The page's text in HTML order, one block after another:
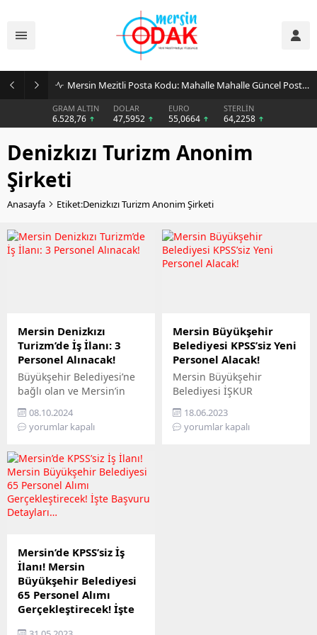
Mersin Mezitli Posta Kodu: Mahalle Mahalle Güncel Posta Kodu Rehberi
GRAM ALTIN
6.528,76
DOLAR
47,5952
EURO
55,0664
STERLİN
64,2258
Denizkızı Turizm Anonim
Şirketi
Anasayfa Etiket:Denizkızı Turizm Anonim Şirketi
Mersin Denizkızı
Turizm’de İş İlanı: 3
Personel Alınacak!
Büyükşehir Belediyesi’ne
bağlı olan ve Mersin’in
Denizkızı Turizm A.Ş.,
kadrosunu güçlendirmek
pozisyonda personel alımı
yapacağını duyurdu.
(Mersin Odak)- Mersin
Büyükşehir Belediyesi’ne
bağlı Denizkızı Turizm
pozisyonlarda 3 yeni
personel alımı yapacağını
duyurdu. İlgili iş ilanında,
elektrik, tamir, bakım ve
bilişim gibi alanlarda...
08.10.2024
yorumlar kapalı
Mersin Büyükşehir
Belediyesi KPSS’siz Yeni
Personel Alacak!
Mersin Büyükşehir
Belediyesi İŞKUR
iş ilanıyla kadrosunu
güçlendirmeye devam
18.06.2023
yorumlar kapalı
Mersin’de KPSS’siz İş
İlanı! Mersin
Büyükşehir Belediyesi
65 Personel Alımı
Gerçekleştirecek! İşte